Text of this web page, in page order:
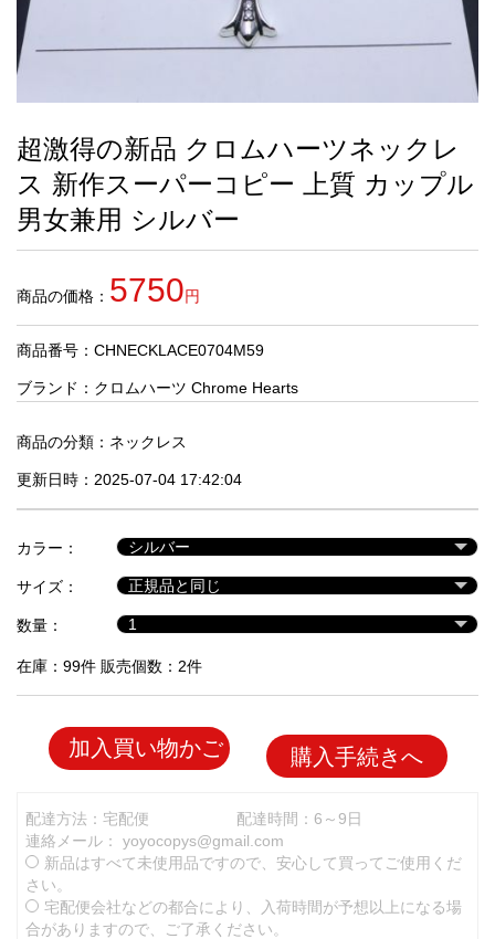
最
新
製
品
お
す
す
め
商
人
気
商
セ
ル
品
超激得の新品 クロムハーツネックレ
ス 新作スーパーコピー 上質 カップル
男女兼用 シルバー
商品の価格： 5750円
商品番号：CHNECKLACE0704M59
ブランド： クロムハーツ Chrome Hearts
商品の分類： ネックレス
更新日時：2025-07-04 17:42:04
カラー：
サイズ：
数量：
在庫：99件 販売個数：2件
加入買い物かご 購入手続きへ
配達方法：宅配便
配達時間：6～9日
連絡メール： yoyocopys@gmail.com
新品はすべて未使用品ですので、安心して買ってご使用くだ
さい。
宅配便会社などの都合により、入荷時間が予想以上になる場
合がありますので、ご了承ください。